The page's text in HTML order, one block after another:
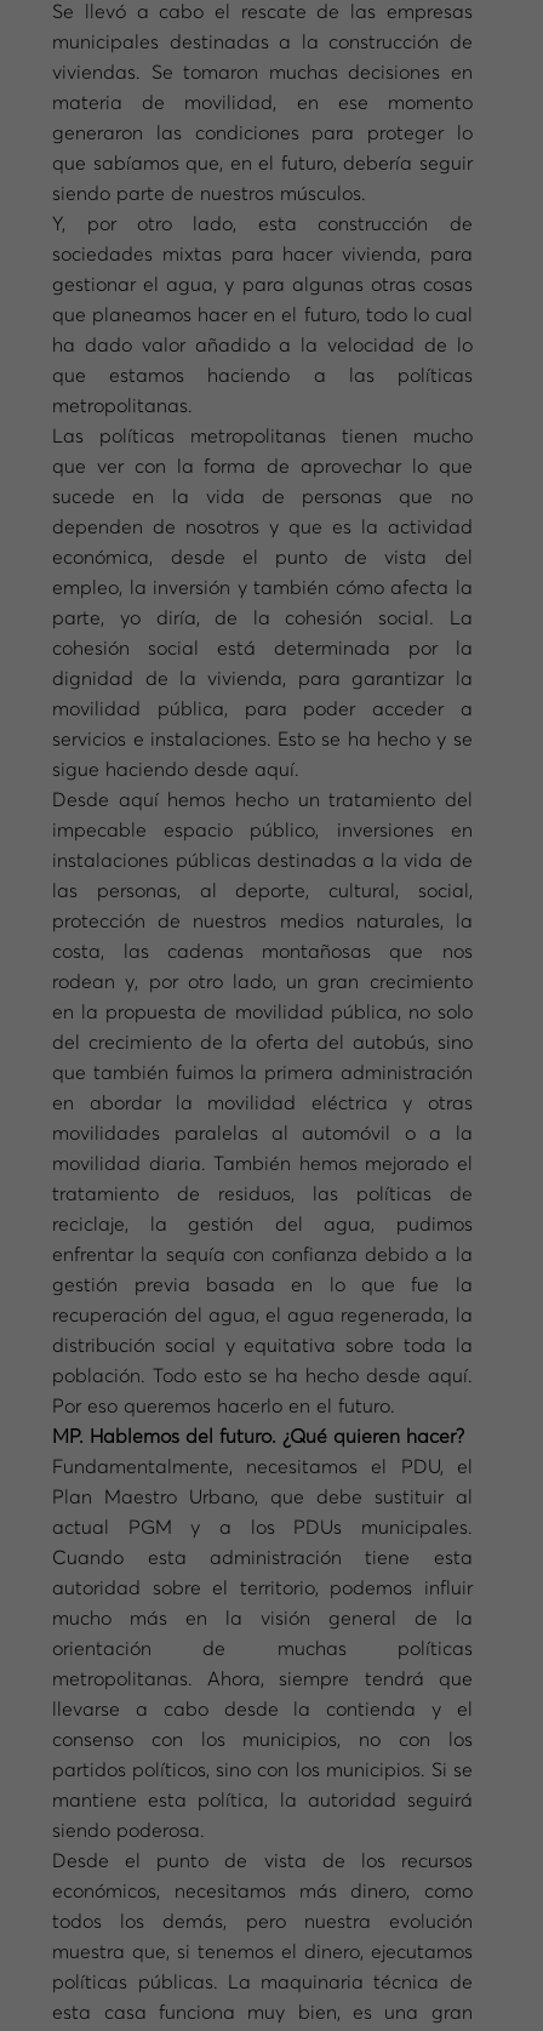
Se llevó a cabo el rescate de las empresas
municipales destinadas a la construcción de
viviendas. Se tomaron muchas decisiones en
materia de movilidad, en ese momento
generaron las condiciones para proteger lo
que sabíamos que, en el futuro, debería seguir
siendo parte de nuestros músculos.
Y, por otro lado, esta construcción de
sociedades mixtas para hacer vivienda, para
gestionar el agua, y para algunas otras cosas
que planeamos hacer en el futuro, todo lo cual
ha dado valor añadido a la velocidad de lo
que estamos haciendo a las políticas
metropolitanas.
Las políticas metropolitanas tienen mucho
que ver con la forma de aprovechar lo que
sucede en la vida de personas que no
dependen de nosotros y que es la actividad
económica, desde el punto de vista del
empleo, la inversión y también cómo afecta la
parte, yo diría, de la cohesión social. La
cohesión social está determinada por la
dignidad de la vivienda, para garantizar la
movilidad pública, para poder acceder a
servicios e instalaciones. Esto se ha hecho y se
sigue haciendo desde aquí.
Desde aquí hemos hecho un tratamiento del
impecable espacio público, inversiones en
instalaciones públicas destinadas a la vida de
las personas, al deporte, cultural, social,
protección de nuestros medios naturales, la
costa, las cadenas montañosas que nos
rodean y, por otro lado, un gran crecimiento
en la propuesta de movilidad pública, no solo
del crecimiento de la oferta del autobús, sino
que también fuimos la primera administración
en abordar la movilidad eléctrica y otras
movilidades paralelas al automóvil o a la
movilidad diaria. También hemos mejorado el
tratamiento de residuos, las políticas de
reciclaje, la gestión del agua, pudimos
enfrentar la sequía con confianza debido a la
gestión previa basada en lo que fue la
recuperación del agua, el agua regenerada, la
distribución social y equitativa sobre toda la
población. Todo esto se ha hecho desde aquí.
Por eso queremos hacerlo en el futuro.
MP. Hablemos del futuro. ¿Qué quieren hacer?
Fundamentalmente, necesitamos el PDU, el
Plan Maestro Urbano, que debe sustituir al
actual PGM y a los PDUs municipales.
Cuando esta administración tiene esta
autoridad sobre el territorio, podemos influir
mucho más en la visión general de la
orientación de muchas políticas
metropolitanas. Ahora, siempre tendrá que
llevarse a cabo desde la contienda y el
consenso con los municipios, no con los
partidos políticos, sino con los municipios. Si se
mantiene esta política, la autoridad seguirá
siendo poderosa.
Desde el punto de vista de los recursos
económicos, necesitamos más dinero, como
todos los demás, pero nuestra evolución
muestra que, si tenemos el dinero, ejecutamos
políticas públicas. La maquinaria técnica de
esta casa funciona muy bien, es una gran